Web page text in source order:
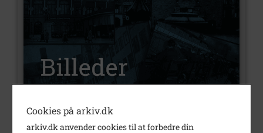
Nummer
B2727
Cookies på arkiv.dk
arkiv.dk anvender cookies til at forbedre din